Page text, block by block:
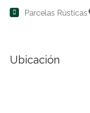
Parcelas Rústicas
Ubicación